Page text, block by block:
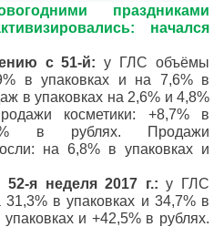
праздниками
начался
с 51-й: у ГЛС объёмы
в упаковках и на 7,6% в
в упаковках на 2,6% и 4,8%
косметики: +8,7% в
в рублях. Продажи
на 6,8% в упаковках и
я неделя 2017 г.: у ГЛС
в упаковках и 34,7% в
и +42,5% в рублях.